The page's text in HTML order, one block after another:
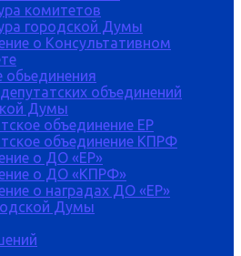
комитетов
городской Думы
о Консультативном
обьединения
объединений
Думы
объединение ЕР
объединение КПРФ
о ДО «ЕР»
о ДО «КПРФ»
о наградах ДО «ЕР»
Думы